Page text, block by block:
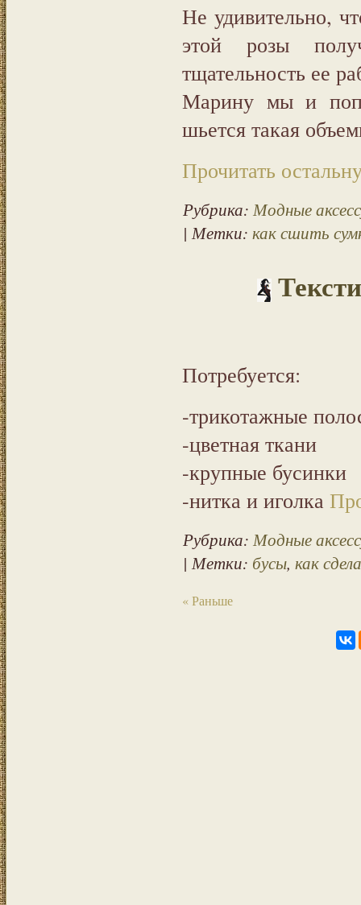
Не удивительно,
этой розы
тщательность ее
Марину мы и
шьется такая
Прочитать
Рубрика: Модные
| Метки: как сшить
Потребуется:
-трикотажные
-цветная ткани
-крупные бусинки
-нитка и иголка
Рубрика: Модные
| Метки: бусы, как
« Раньше